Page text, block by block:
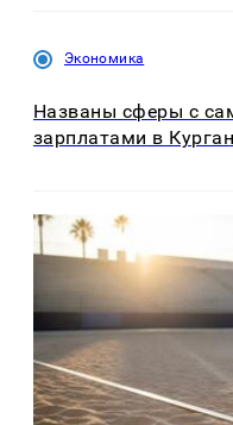
Экономика
Названы сферы с
зарплатами в